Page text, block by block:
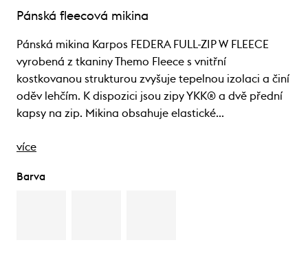
Pánská fleecová mikina
Pánská mikina Karpos FEDERA FULL-ZIP W FLEECE
vyrobená z tkaniny Themo Fleece s vnitřní
kostkovanou strukturou zvyšuje tepelnou izolaci a činí
oděv lehčím. K dispozici jsou zipy YKK® a dvě přední
kapsy na zip. Mikina obsahuje elastické…
více
Barva